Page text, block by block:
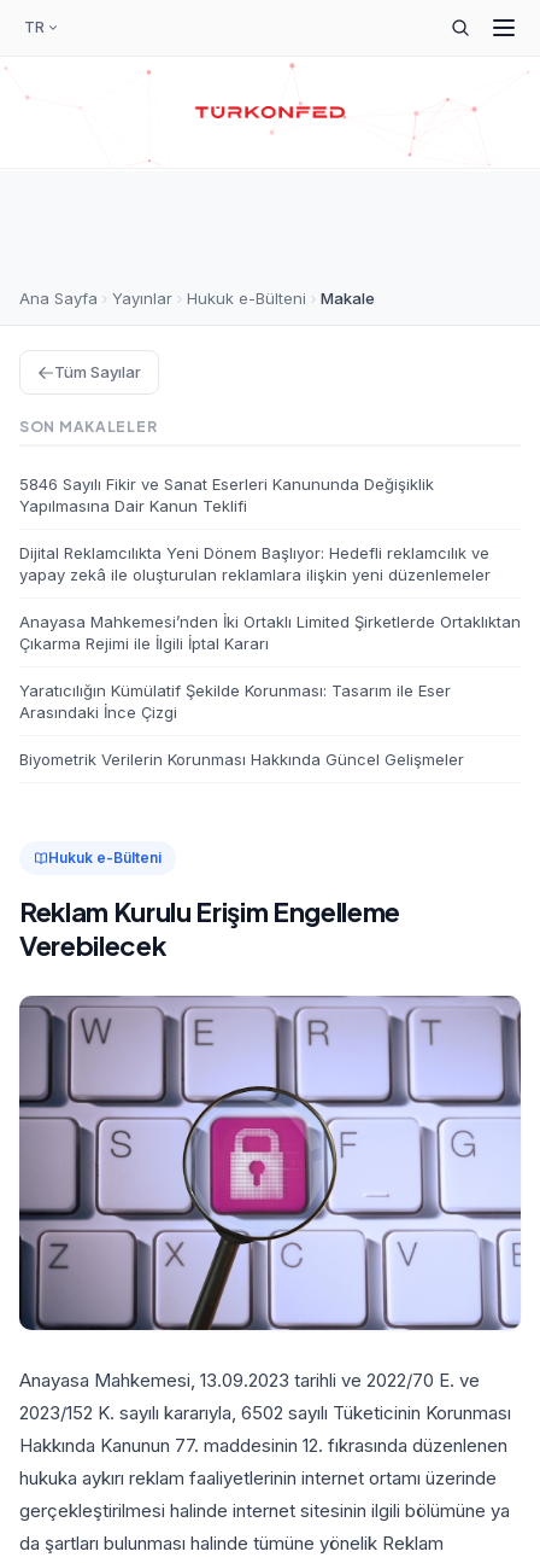
TR
Ana Sayfa Yayınlar Hukuk e-Bülteni Makale
Hukuk e-Bülteni
Reklam Kurulu Erişim Engelleme
Verebilecek
Anayasa Mahkemesi, 13.09.2023 tarihli ve 2022/70 E. ve
2023/152 K. sayılı kararıyla, 6502 sayılı Tüketicinin Korunması
Hakkında Kanunun 77. maddesinin 12. fıkrasında düzenlenen
hukuka aykırı reklam faaliyetlerinin internet ortamı üzerinde
gerçekleştirilmesi halinde internet sitesinin ilgili bölümüne ya
da şartları bulunması halinde tümüne yönelik Reklam
Tüm Sayılar
SON MAKALELER
5846 Sayılı Fikir ve Sanat Eserleri Kanununda Değişiklik
Yapılmasına Dair Kanun Teklifi
Dijital Reklamcılıkta Yeni Dönem Başlıyor: Hedefli reklamcılık ve
yapay zekâ ile oluşturulan reklamlara ilişkin yeni düzenlemeler
Anayasa Mahkemesi’nden İki Ortaklı Limited Şirketlerde Ortaklıktan
Çıkarma Rejimi ile İlgili İptal Kararı
Yaratıcılığın Kümülatif Şekilde Korunması: Tasarım ile Eser
Arasındaki İnce Çizgi
Biyometrik Verilerin Korunması Hakkında Güncel Gelişmeler